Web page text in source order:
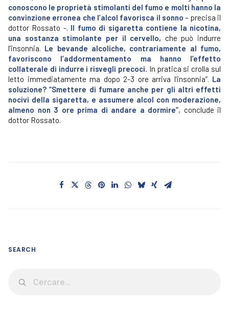
conoscono le proprietà stimolanti del fumo e molti hanno la
convinzione erronea che l’alcol favorisca il sonno – precisa il
dottor Rossato -. Il fumo di sigaretta contiene la nicotina,
una sostanza stimolante per il cervello, che può indurre
l’insonnia. Le bevande alcoliche, contrariamente al fumo,
favoriscono l’addormentamento ma hanno l’effetto
collaterale di indurre i risvegli precoci. In pratica si crolla sul
letto immediatamente ma dopo 2-3 ore arriva l’insonnia”. La
soluzione? “Smettere di fumare anche per gli altri effetti
nocivi della sigaretta, e assumere alcol con moderazione,
almeno non 3 ore prima di andare a dormire”, conclude il
dottor Rossato.
SEARCH